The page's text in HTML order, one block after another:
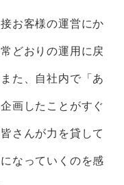
お客様の運営にか
どおりの運用に戻
た、自社内で「あ
画したことがすぐ
さんが力を貸して
なっていくのを感